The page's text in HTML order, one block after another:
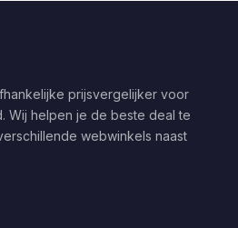
prijsvergelijker voor
Wij helpen je de beste deal te
webwinkels naast